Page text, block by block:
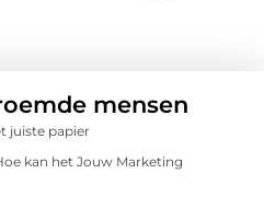
mensen
juiste papier
kan het Jouw Marketing